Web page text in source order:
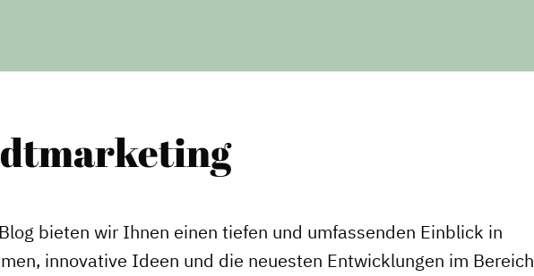
bieten wir Ihnen einen tiefen und umfassenden Einblick in
innovative Ideen und die neuesten Entwicklungen im Bereich